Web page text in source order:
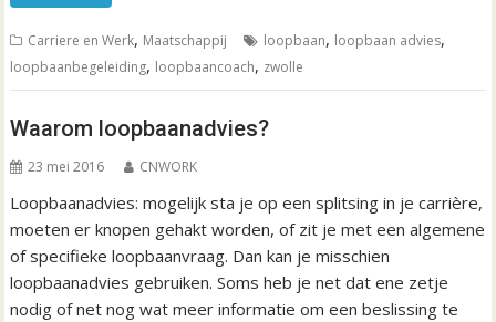
Carriere en Werk, Maatschappij loopbaan, loopbaan advies,
loopbaanbegeleiding, loopbaancoach, zwolle
Waarom loopbaanadvies?
23 mei 2016 CNWORK
Loopbaanadvies: mogelijk sta je op een splitsing in je carrière,
moeten er knopen gehakt worden, of zit je met een algemene
of specifieke loopbaanvraag. Dan kan je misschien
loopbaanadvies gebruiken. Soms heb je net dat ene zetje
nodig of net nog wat meer informatie om een beslissing te